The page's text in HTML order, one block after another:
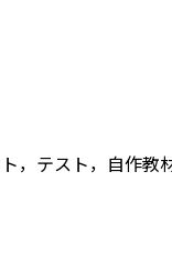
，テスト，自作教